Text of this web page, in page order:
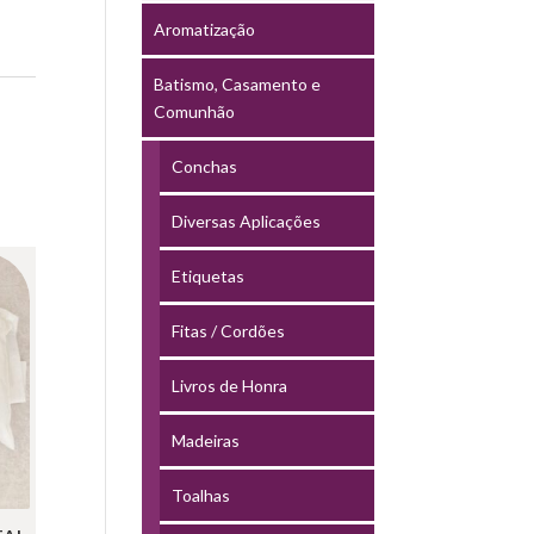
Aromatização
Batismo, Casamento e
Comunhão
Conchas
Diversas Aplicações
Etiquetas
Fitas / Cordões
Livros de Honra
Madeiras
Toalhas